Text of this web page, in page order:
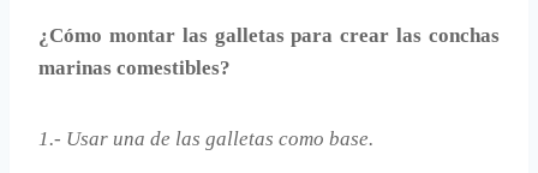
¿Cómo montar las galletas para crear las conchas
marinas comestibles?
1.- Usar una de las galletas como base.